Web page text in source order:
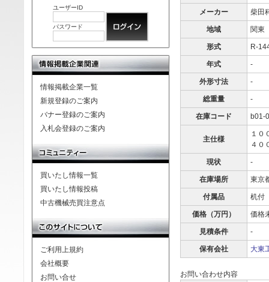
メーカー 柴田
地域 関東
形式 R-
年式 -
外形寸法 -
総重量 -
在庫コード b01-
主仕様
１０
４０
現状 -
在庫場所 東京
付属品 机付
価格（万円） 価格
見積条件 -
保有会社 大東
お問い合わせ内容
ユーザーID
パスワード
情報掲載企業一覧
新規登録のご案内
バナー登録のご案内
入札会登録のご案内
買いたし情報一覧
買いたし情報投稿
中古機械売買注意点
ご利用上規約
会社概要
お問い合せ